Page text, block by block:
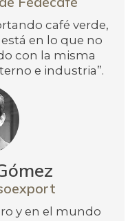
café verde,
en lo que no
con la misma
e industria”.
y en el mundo